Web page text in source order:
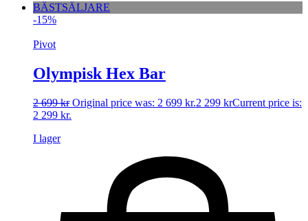
BÄSTSÄLJARE
-15%
Pivot
Olympisk Hex Bar
2 699kr Original price was: 2 699 kr.2 299 krCurrent price is:
2 299 kr.
I lager